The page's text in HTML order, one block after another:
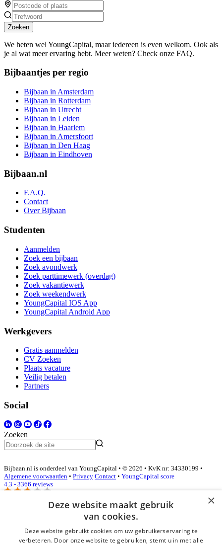
Zoeken
We heten wel YoungCapital, maar iedereen is even welkom. Ook als
je al wat meer ervaring hebt. Meer weten? Check onze FAQ.
Bijbaantjes per regio
Bijbaan in Amsterdam
Bijbaan in Rotterdam
Bijbaan in Utrecht
Bijbaan in Leiden
Bijbaan in Haarlem
Bijbaan in Amersfoort
Bijbaan in Den Haag
Bijbaan in Eindhoven
Bijbaan.nl
F.A.Q.
Contact
Over Bijbaan
Studenten
Aanmelden
Zoek een bijbaan
Zoek avondwerk
Zoek parttimewerk (overdag)
Zoek vakantiewerk
Zoek weekendwerk
YoungCapital IOS App
YoungCapital Android App
Werkgevers
Gratis aanmelden
CV Zoeken
Plaats vacature
Veilig betalen
Partners
Social
Zoeken
Bijbaan.nl is onderdeel van YoungCapital • © 2026 • KvK nr: 34330199 •
Algemene voorwaarden • Privacy Contact • YoungCapital score
4.3 - 3366 reviews
E-mail*
×
Deze website maakt gebruik
van cookies.
Deze website gebruikt cookies om uw gebruikerservaring te
verbeteren. Door onze website te gebruiken, stemt u in met alle